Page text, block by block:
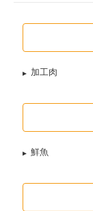
加工肉
鮮魚